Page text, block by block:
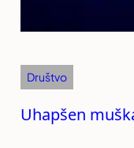
Društvo
Uhapšen